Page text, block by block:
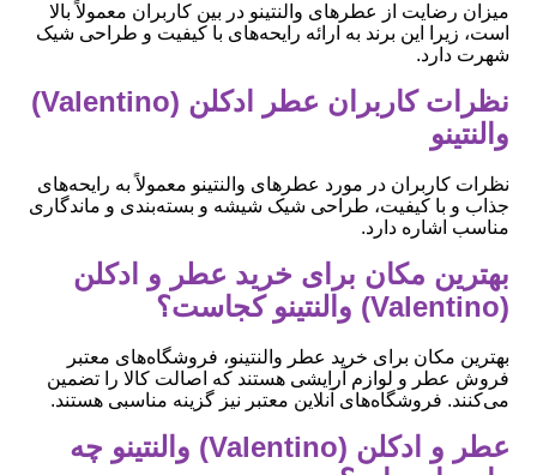
میزان رضایت از عطرهای والنتینو در بین کاربران معمولاً بالا
است، زیرا این برند به ارائه رایحه‌های با کیفیت و طراحی شیک
شهرت دارد.
نظرات کاربران عطر ادکلن (Valentino)
والنتینو
نظرات کاربران در مورد عطرهای والنتینو معمولاً به رایحه‌های
جذاب و با کیفیت، طراحی شیک شیشه و بسته‌بندی و ماندگاری
مناسب اشاره دارد.
بهترین مکان برای خرید عطر و ادکلن
(Valentino) والنتینو کجاست؟
بهترین مکان برای خرید عطر والنتینو، فروشگاه‌های معتبر
فروش عطر و لوازم آرایشی هستند که اصالت کالا را تضمین
می‌کنند. فروشگاه‌های آنلاین معتبر نیز گزینه مناسبی هستند.
عطر و ادکلن (Valentino) والنتینو چه